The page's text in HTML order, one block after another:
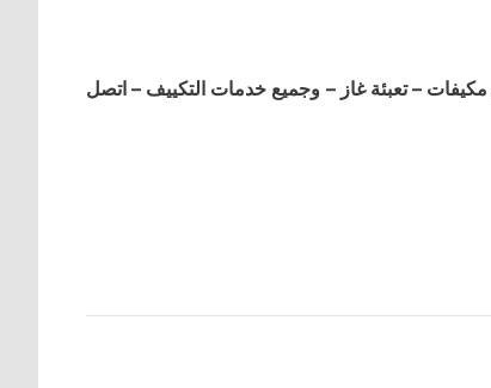
– تعبئة غاز – وجميع خدمات التكييف – اتصل